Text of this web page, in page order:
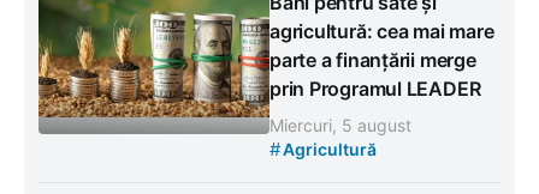
agricultură: cea mai mare
parte a finanțării merge
prin Programul LEADER
Miercuri, 5 august
#Agricultură